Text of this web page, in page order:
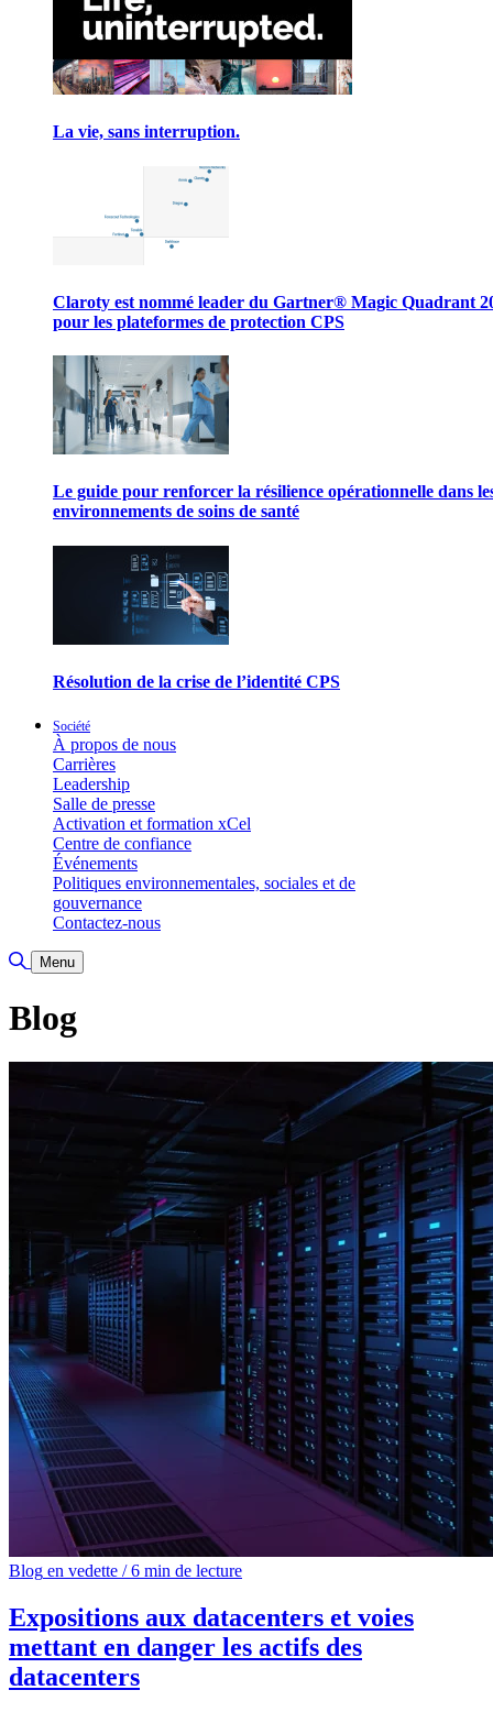
La vie, sans interruption.
Claroty est nommé leader du Gartner® Magic Quadrant
pour les plateformes de protection CPS
Le guide pour renforcer la résilience opérationnelle dans
environnements de soins de santé
Résolution de la crise de l’identité CPS
Société
À propos de nous
Carrières
Leadership
Salle de presse
Activation et formation xCel
Centre de confiance
Événements
Politiques environnementales, sociales et de
gouvernance
Contactez-nous
Basculer la recherche
Menu
Blog
Blog en vedette / 6 min de lecture
Expositions aux datacenters et voies
mettant en danger les actifs des
datacenters